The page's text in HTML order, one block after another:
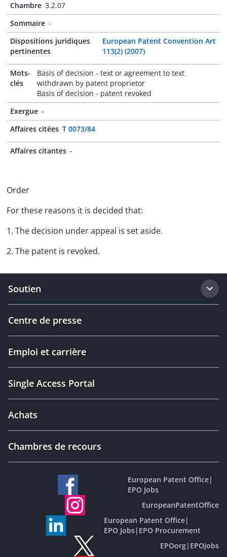
Chambre 3.2.07
Sommaire -
Dispositions juridiques
pertinentes
European Patent Convention Art
113(2) (2007)
Mots-
clés
Basis of decision - text or agreement to text
withdrawn by patent proprietor
Basis of decision - patent revoked
Exergue -
Affaires citées T 0073/84
Affaires citantes -
Order
For these reasons it is decided that:
1. The decision under appeal is set aside.
2. The patent is revoked.
Soutien
Centre de presse
Emploi et carrière
Single Access Portal
Achats
Chambres de recours
European Patent Office|
EPO Jobs
EuropeanPatentOffice
European Patent Office|
EPO Jobs| EPO Procurement
EPOorg| EPOjobs